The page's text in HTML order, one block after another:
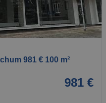
1 / 1
981 € 100 m²
981 €